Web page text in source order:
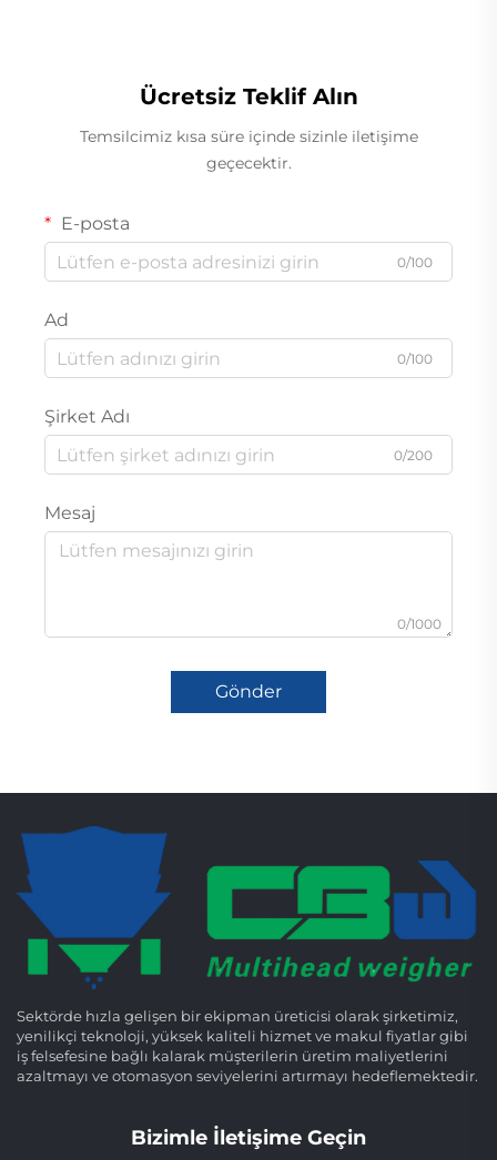
Ücretsiz Teklif Alın
Temsilcimiz kısa süre içinde sizinle iletişime
geçecektir.
E-posta
0/100
Ad
0/100
Şirket Adı
0/200
Mesaj
0/1000
Gönder
Sektörde hızla gelişen bir ekipman üreticisi olarak şirketimiz,
yenilikçi teknoloji, yüksek kaliteli hizmet ve makul fiyatlar gibi
iş felsefesine bağlı kalarak müşterilerin üretim maliyetlerini
azaltmayı ve otomasyon seviyelerini artırmayı hedeflemektedir.
Bizimle İletişime Geçin